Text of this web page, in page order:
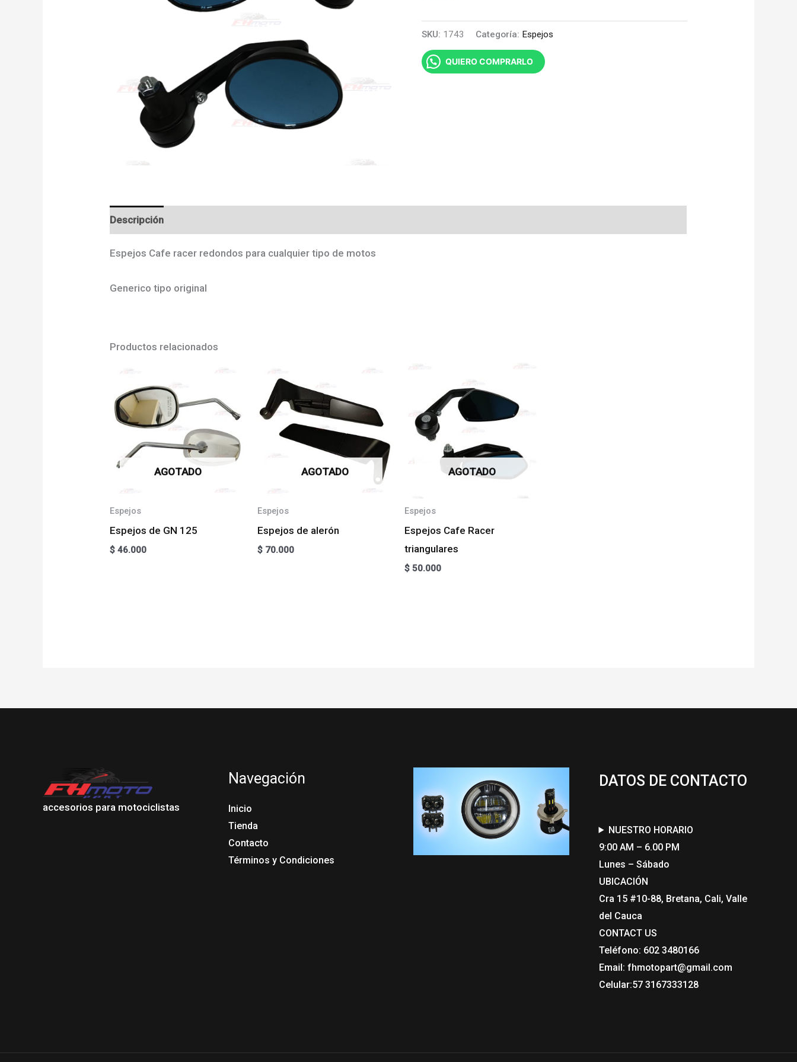
SKU: 1743 Categoría: Espejos
QUIERO COMPRARLO
Descripción
Espejos Cafe racer redondos para cualquier tipo de motos
Generico tipo original
Productos relacionados
AGOTADO
Espejos
Espejos de GN 125
$ 46.000
AGOTADO
Espejos
Espejos de alerón
$70.000
AGOTADO
Espejos
Espejos Cafe Racer
triangulares
$ 50.000
accesorios para motociclistas
Navegación
Inicio
Tienda
Contacto
Términos y Condiciones
DATOS DE CONTACTO
NUESTRO HORARIO
9:00 AM – 6.00 PM
Lunes – Sábado
UBICACIÓN
Cra 15 #10-88, Bretana, Cali, Valle
del Cauca
CONTACT US​
Teléfono: 602 3480166
Email: fhmotopart@gmail.com
Celular:57 3167333128